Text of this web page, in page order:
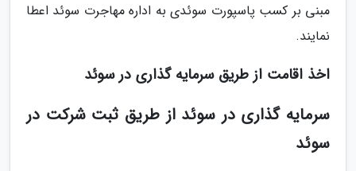
مبنی بر کسب پاسپورت سوئدی به اداره مهاجرت سوئد اعطا
نمایند.
اخذ اقامت از طریق سرمایه گذاری در سوئد
سرمایه گذاری در سوئد از طریق ثبت شرکت در
سوئد